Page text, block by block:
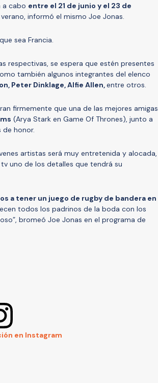
a cabo entre el 21 de junio y el 23 de
informó el mismo Joe Jonas.
sea Francia.
respectivas, se espera que estén presentes
también algunos integrantes del elenco
Peter Dinklage, Alfie Allen,entre otros.
firmemente que una de las mejores amigas
(Arya Stark en Game Of Thrones), junto a
de honor.
artistas será muy entretenida y alocada,
uno de los detalles que tendrá su
a tener un juego de rugby de bandera en
todos los padrinos de la boda con los
bromeó Joe Jonas en el programa de
en Instagram